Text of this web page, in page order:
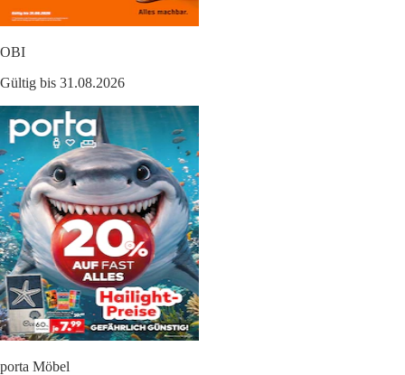
OBI
Gültig bis 31.08.2026
porta Möbel